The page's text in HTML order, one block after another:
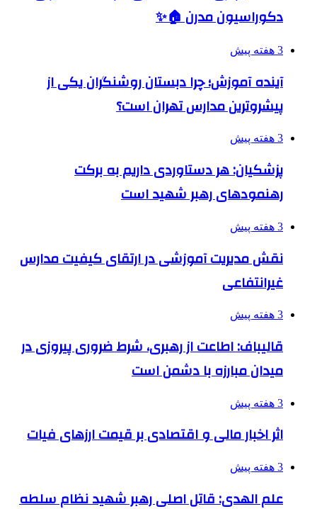
دکوراسیون مدرن 🏠✨
3 هفته پیش
آینده آموزش؛ چرا دبستان روشنگران یکی از
پیشروترین مدارس تهران است؟
3 هفته پیش
پزشکیان: هر دستاوردی داریم به برکت
رهنمودهای رهبر شهید است
3 هفته پیش
نقش مدیریت آموزشی در ارتقای کیفیت مدارس
غیرانتفاعی
3 هفته پیش
قالیباف: اطاعت از رهبری، شرط ضروری پیروزی در
میدان مبارزه با دشمن است
3 هفته پیش
اثر اخبار مالی و اقتصادی بر قیمت ارزهای فیات
3 هفته پیش
علم الهدی: قاتل اصلی رهبر شهید نظام سلطه